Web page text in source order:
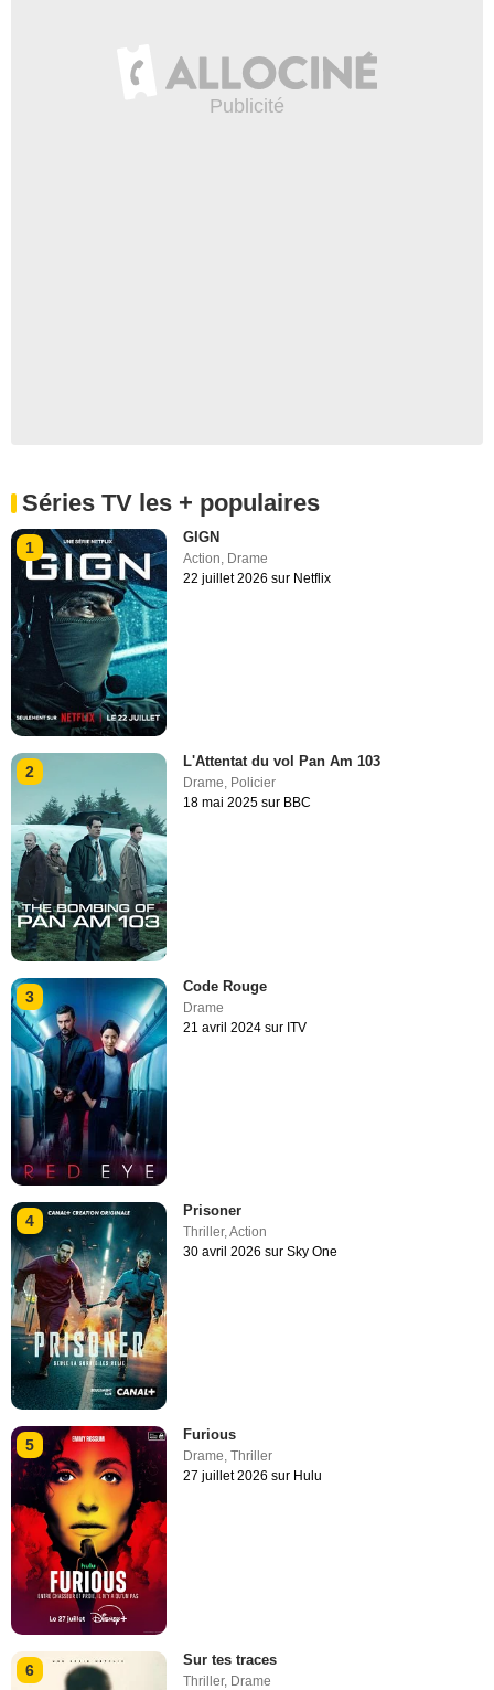
Séries TV les + populaires
1
GIGN
Action, Drame
22 juillet 2026 sur Netflix
2
L'Attentat du vol Pan Am 103
Drame, Policier
18 mai 2025 sur BBC
3
Code Rouge
Drame
21 avril 2024 sur ITV
4
Prisoner
Thriller,Action
30 avril 2026 sur Sky One
5
Furious
Drame,Thriller
27 juillet 2026 sur Hulu
6
Sur tes traces
Thriller, Drame